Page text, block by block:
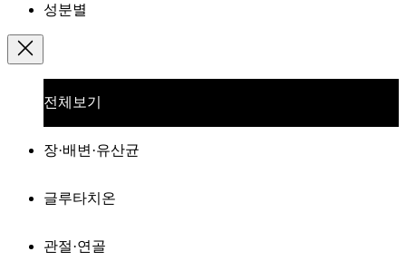
성분별
전체보기
장·배변·유산균
글루타치온
관절·연골